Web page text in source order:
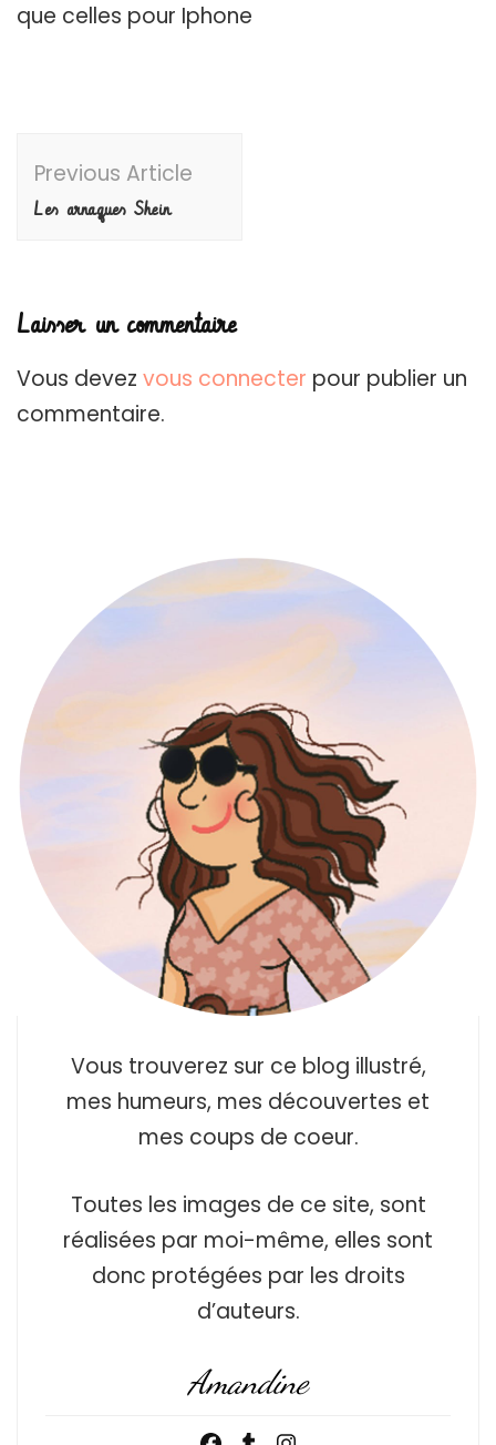
que celles pour Iphone
Navigation
Previous Article
Les arnaques Shein
Laisser un commentaire
Vous devez vous connecter pour publier un
commentaire.
Vous trouverez sur ce blog illustré,
mes humeurs, mes découvertes et
mes coups de coeur.
Toutes les images de ce site, sont
réalisées par moi-même, elles sont
donc protégées par les droits
d’auteurs.
Amandine